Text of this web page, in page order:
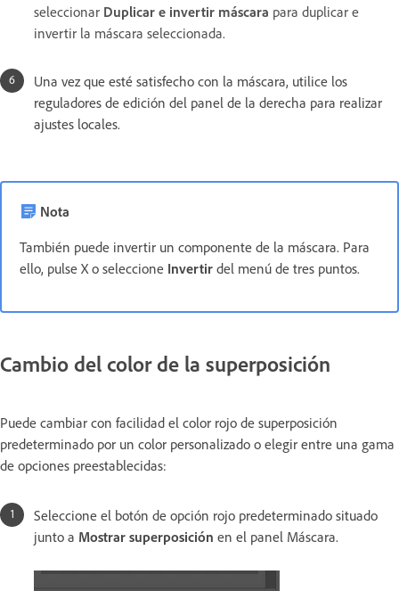
seleccionar Duplicar e invertir máscara para duplicar e
invertir la máscara seleccionada.
Una vez que esté satisfecho con la máscara, utilice los
reguladores de edición del panel de la derecha para realizar
ajustes locales.
Nota
También puede invertir un componente de la máscara. Para
ello, pulse X o seleccione Invertir del menú de tres puntos.
Cambio del color de la superposición
Puede cambiar con facilidad el color rojo de superposición
predeterminado por un color personalizado o elegir entre una gama
de opciones preestablecidas:
Seleccione el botón de opción rojo predeterminado situado
junto a Mostrar superposición en el panel Máscara.